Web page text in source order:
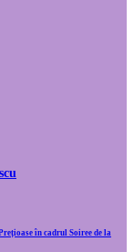
în cadrul Soiree de la